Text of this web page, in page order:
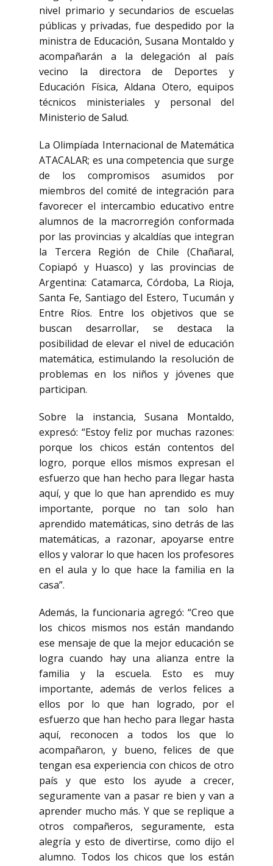
nivel primario y secundarios de escuelas
públicas y privadas, fue despedido por la
ministra de Educación, Susana Montaldo y
acompañarán a la delegación al país
vecino la directora de Deportes y
Educación Física, Aldana Otero, equipos
técnicos ministeriales y personal del
Ministerio de Salud.
La Olimpíada Internacional de Matemática
ATACALAR; es una competencia que surge
de los compromisos asumidos por
miembros del comité de integración para
favorecer el intercambio educativo entre
alumnos de la macrorregión conformada
por las provincias y alcaldías que integran
la Tercera Región de Chile (Chañaral,
Copiapó y Huasco) y las provincias de
Argentina: Catamarca, Córdoba, La Rioja,
Santa Fe, Santiago del Estero, Tucumán y
Entre Ríos. Entre los objetivos que se
buscan desarrollar, se destaca la
posibilidad de elevar el nivel de educación
matemática, estimulando la resolución de
problemas en los niños y jóvenes que
participan.
Sobre la instancia, Susana Montaldo,
expresó: “Estoy feliz por muchas razones:
porque los chicos están contentos del
logro, porque ellos mismos expresan el
esfuerzo que han hecho para llegar hasta
aquí, y que lo que han aprendido es muy
importante, porque no tan solo han
aprendido matemáticas, sino detrás de las
matemáticas, a razonar, apoyarse entre
ellos y valorar lo que hacen los profesores
en el aula y lo que hace la familia en la
casa”.
Además, la funcionaria agregó: “Creo que
los chicos mismos nos están mandando
ese mensaje de que la mejor educación se
logra cuando hay una alianza entre la
familia y la escuela. Esto es muy
importante, además de verlos felices a
ellos por lo que han logrado, por el
esfuerzo que han hecho para llegar hasta
aquí, reconocen a todos los que lo
acompañaron, y bueno, felices de que
tengan esa experiencia con chicos de otro
país y que esto los ayude a crecer,
seguramente van a pasar re bien y van a
aprender mucho más. Y que se replique a
otros compañeros, seguramente, esta
alegría y esto de divertirse, como dijo el
alumno. Todos los chicos que los están